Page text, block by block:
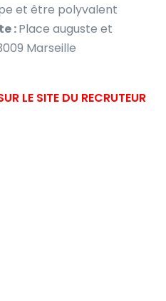
et être polyvalent
:Place auguste et
Marseille
LE SITE DU RECRUTEUR